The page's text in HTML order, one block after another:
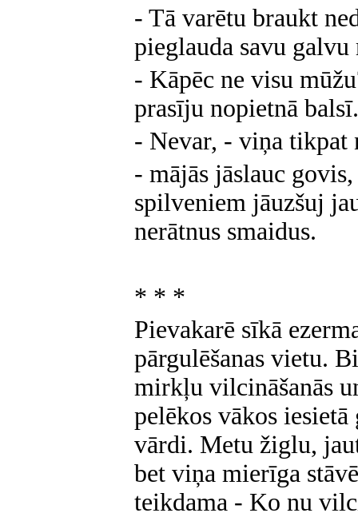
- Tā varētu braukt
pieglauda savu galvu
- Kāpēc ne visu
prasīju nopietnā balsī.
- Nevar, - viņa tikpat
- mājās jāslauc
spilveniem jāuzšuj
nerātnus smaidus.
* * *
Pievakarē sīkā
pārgulēšanas vietu.
mirkļu vilcināšanās
pelēkos vākos
vārdi. Metu žiglu,
bet viņa mierīga
teikdama - Ko nu